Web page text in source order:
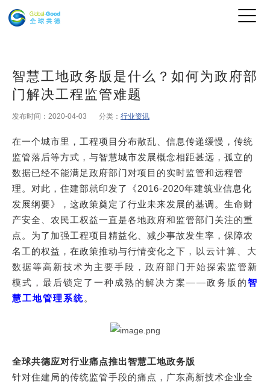
智慧工地政务版是什么？如何为政府部
门解决工程监管难题
发布时间：2020-04-03 分类： 行业资讯
在一个城市里，工程项目分布散乱、信息传递缓慢，传统
监管落后等方式，与智慧城市发展概念相距甚远，孤立的
数据已经不能满足政府部门对项目的实时监管和远程管
理。对此，住建部就印发了《2016-2020年建筑业信息化
发展纲要》，这政策奠定了行业未来发展的基调。生命财
产安全、农民工权益一直是各地政府和监管部门关注的重
点。为了加强工程项目精益化、减少事故发生率，保障农
名工的权益，在政策推动与行情变化之下 ，以云计算、大
数据等高新技术为主要手段，政府部门开始探索监管新
模式，最后锁定了一种成熟的解决方案——政务版的智
慧工地管理系统。
全球共德应对行业痛点推出智慧工地政务版
针对住建局的传统监管手段的痛点，广东高新技术企业全